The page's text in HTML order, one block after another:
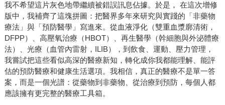
我不希望這片灰色地帶繼續被錯誤訊息佔據。於是， 在這次增修
版中，我補齊了這塊拼圖：把醫界多年來研究與實踐的「非藥物
療法」與「預防醫學」寫進來。從血液淨化（雙重血漿廓清術，
DFPP）、高壓氧治療（HBOT）、再生醫學（幹細胞與外泌體療
法）、光療（血管內雷射，ILIB），到飲食、運動、壓力管理，
我嘗試把這些看似高深的醫療新知，轉化成你我都能理解、能評
估的預防醫療和健康生活選項。我相信，真正的醫療不是單一答
案，而是一個光譜：從藥物到非藥物、從治療到預防，每個人都
應該擁有更完整的醫療工具箱。